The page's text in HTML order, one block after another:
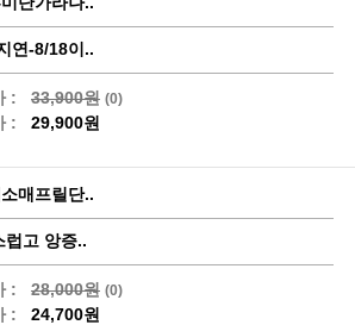
연-8/18이..
: 33,900원 (0)
: 29,900원
매프릴단..
럽고 앙증..
: 28,000원 (0)
: 24,700원